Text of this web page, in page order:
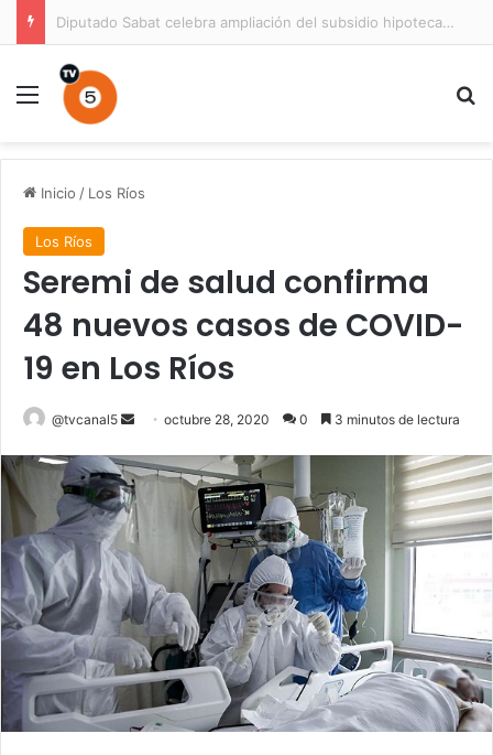
Prisión preventiva para conductor por atropello múltiple con resultado de muerte en La Unión
Menú
Inicio / Los Ríos
Los Ríos
Seremi de salud confirma
48 nuevos casos de COVID-
19 en Los Ríos
@tvcanal5
Send
email
octubre 28, 2020 0 3 minutos de lectura